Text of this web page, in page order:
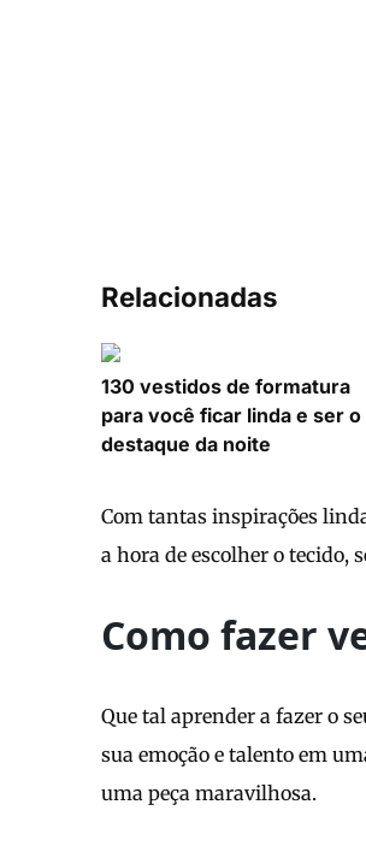
Relacionadas
130 vestidos de formatura
para você ficar linda e ser o
destaque da noite
Com tantas inspirações
a hora de escolher o tecido,
Como fazer
Que tal aprender a fazer o
sua emoção e talento em
uma peça maravilhosa.